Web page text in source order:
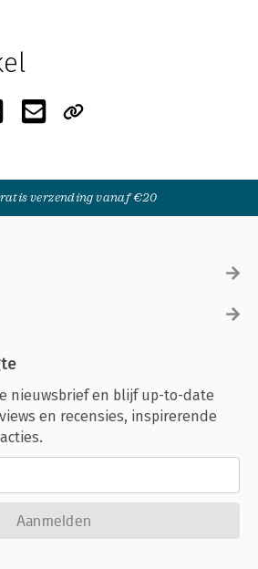
verzending vanaf €20
nieuwsbrief en blijf up-to-date
en recensies, inspirerende
Aanmelden